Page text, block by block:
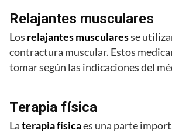
Relajantes musculares
Los relajantes muscularesse
contractura muscular. Estos
tomar según las indicaciones del
Terapia física
Laterapia físicaes una parte